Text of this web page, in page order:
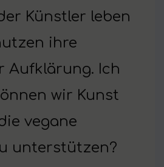
Künstler leben
ihre
Aufklärung. Ich
wir Kunst
vegane
unterstützen?